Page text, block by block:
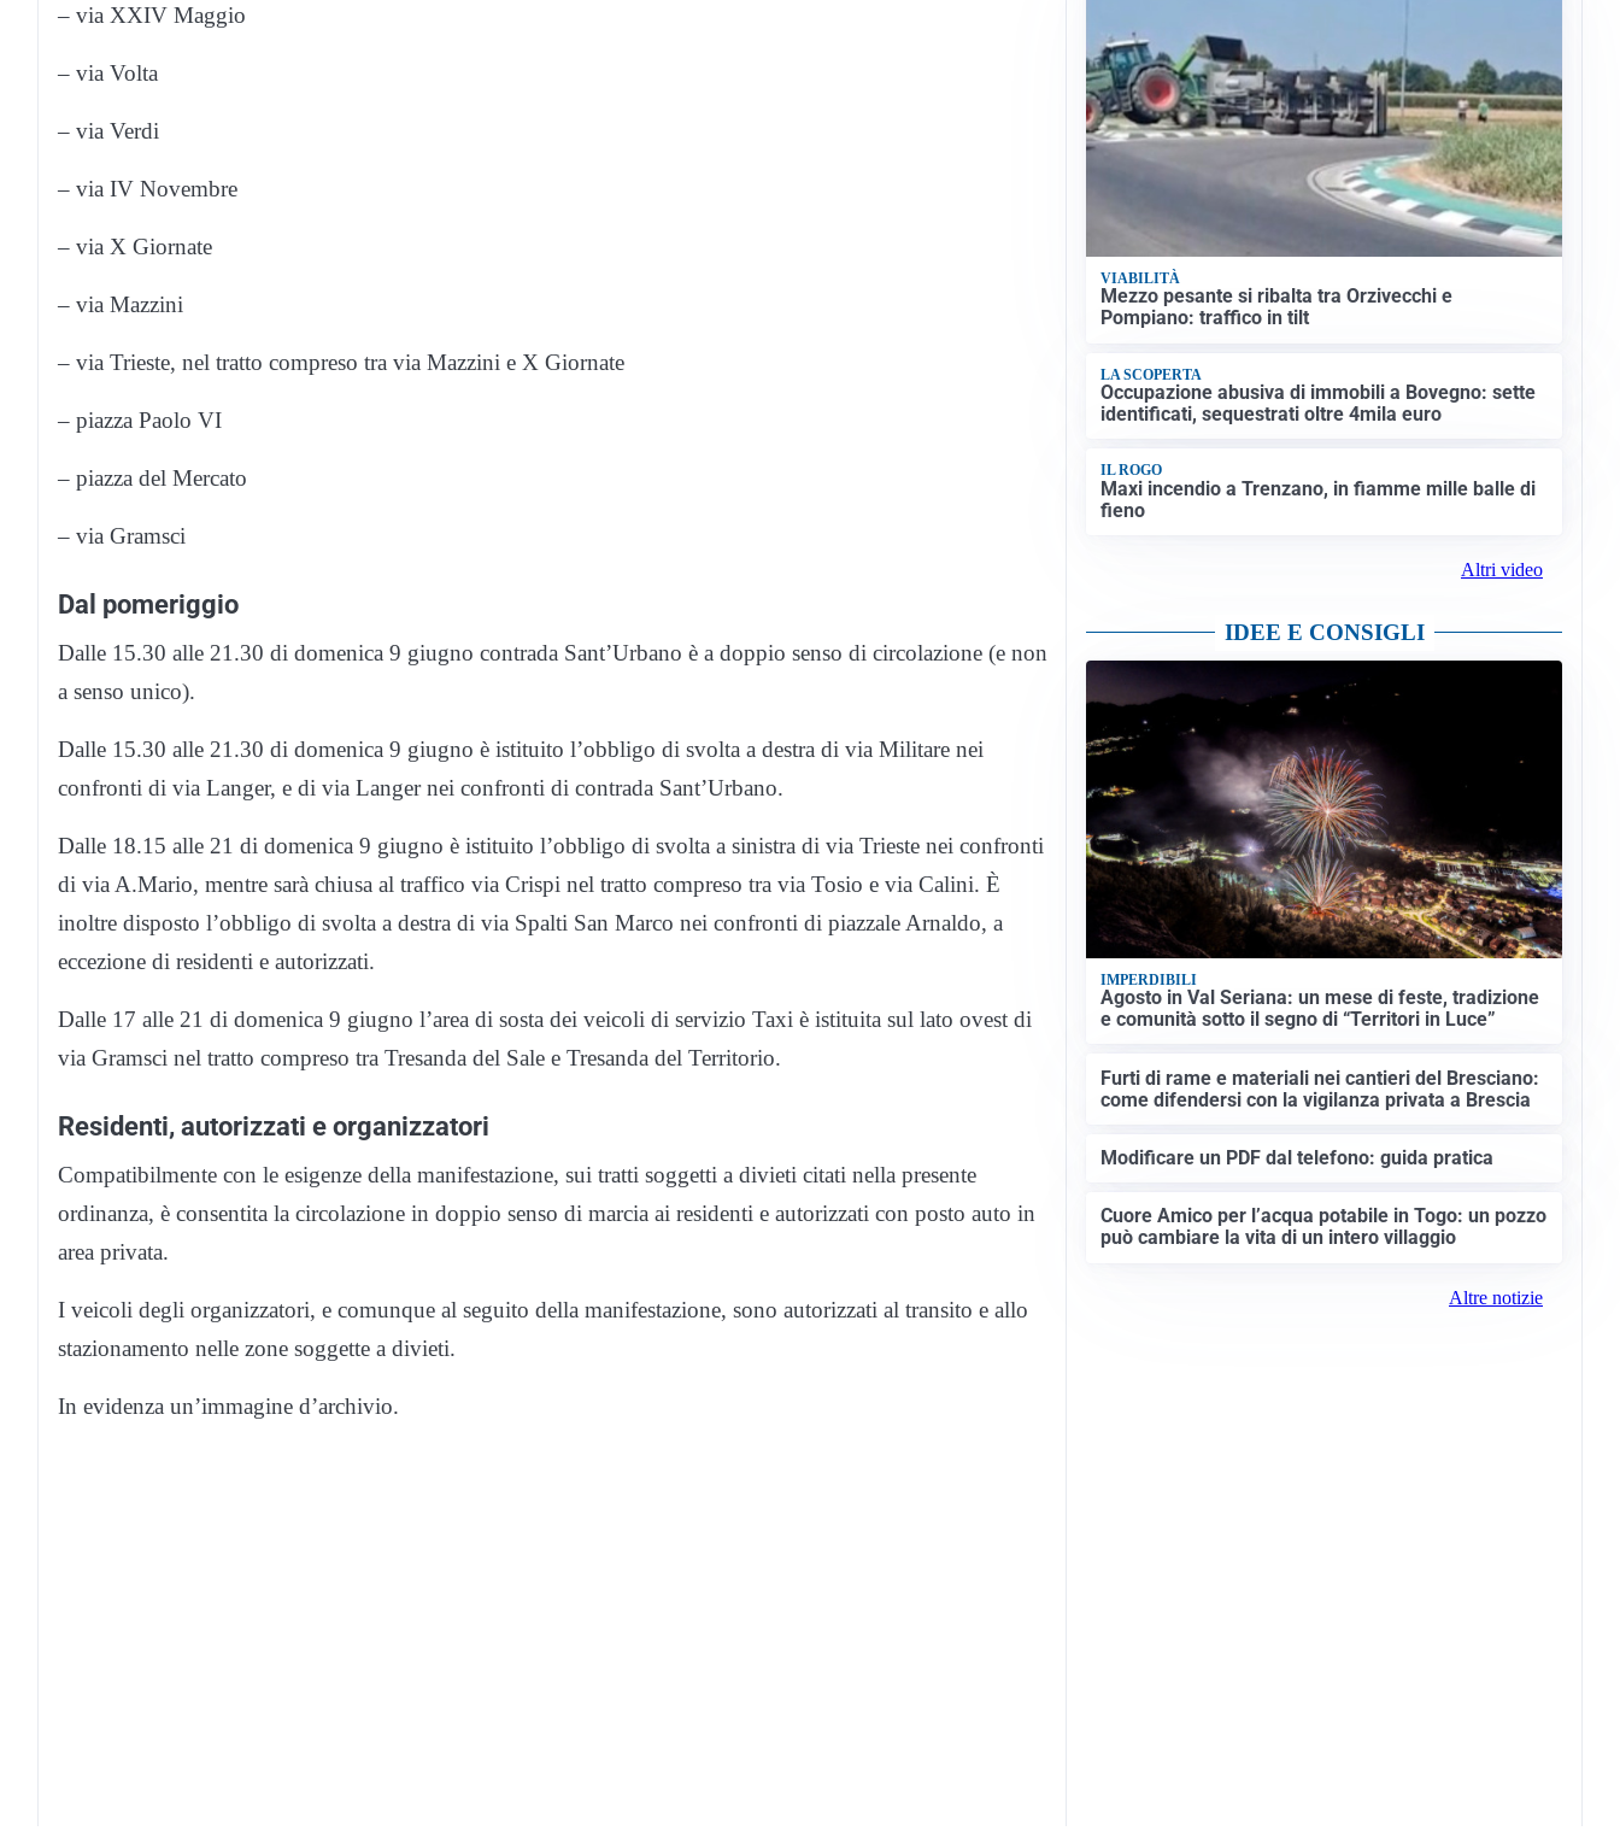
– via XXIV Maggio
– via Volta
– via Verdi
– via IV Novembre
– via X Giornate
– via Mazzini
– via Trieste, nel tratto compreso tra via Mazzini e X Giornate
– piazza Paolo VI
– piazza del Mercato
– via Gramsci
Dal pomeriggio
Dalle 15.30 alle 21.30 di domenica 9 giugno contrada Sant’Urbano è a doppio senso di circolazione (e non
a senso unico).
Dalle 15.30 alle 21.30 di domenica 9 giugno è istituito l’obbligo di svolta a destra di via Militare nei
confronti di via Langer, e di via Langer nei confronti di contrada Sant’Urbano.
Dalle 18.15 alle 21 di domenica 9 giugno è istituito l’obbligo di svolta a sinistra di via Trieste nei confronti
di via A.Mario, mentre sarà chiusa al traffico via Crispi nel tratto compreso tra via Tosio e via Calini. È
inoltre disposto l’obbligo di svolta a destra di via Spalti San Marco nei confronti di piazzale Arnaldo, a
eccezione di residenti e autorizzati.
Dalle 17 alle 21 di domenica 9 giugno l’area di sosta dei veicoli di servizio Taxi è istituita sul lato ovest di
via Gramsci nel tratto compreso tra Tresanda del Sale e Tresanda del Territorio.
Residenti, autorizzati e organizzatori
Compatibilmente con le esigenze della manifestazione, sui tratti soggetti a divieti citati nella presente
ordinanza, è consentita la circolazione in doppio senso di marcia ai residenti e autorizzati con posto auto in
area privata.
I veicoli degli organizzatori, e comunque al seguito della manifestazione, sono autorizzati al transito e allo
stazionamento nelle zone soggette a divieti.
In evidenza un’immagine d’archivio.
VIABILITÀ
Mezzo pesante si ribalta tra Orzivecchi e
Pompiano: traffico in tilt
LA SCOPERTA
Occupazione abusiva di immobili a Bovegno: sette
identificati, sequestrati oltre 4mila euro
IL ROGO
Maxi incendio a Trenzano, in fiamme mille balle di
fieno
Altri video
IDEE E CONSIGLI
IMPERDIBILI
Agosto in Val Seriana: un mese di feste, tradizione
e comunità sotto il segno di “Territori in Luce”
Furti di rame e materiali nei cantieri del Bresciano:
come difendersi con la vigilanza privata a Brescia
Modificare un PDF dal telefono: guida pratica
Cuore Amico per l’acqua potabile in Togo: un pozzo
può cambiare la vita di un intero villaggio
Altre notizie